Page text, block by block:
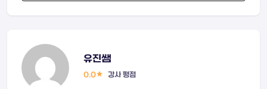
유진쌤
0.0 강사 평점